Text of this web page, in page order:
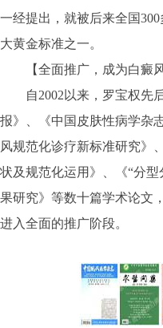
一经提出，就被后来全国
大黄金标准之一。
【全面推广，成为白癜风
自2002以来，罗宝权先后
报》、《中国皮肤性病学杂
风规范化诊疗新标准研究》
状及规范化运用》、《“分
果研究》等数十篇学术论文
进入全面的推广阶段。